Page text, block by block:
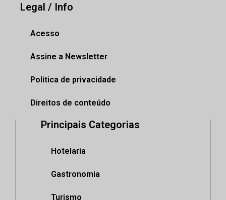
Legal / Info
Acesso
Assine a Newsletter
Politica de privacidade
Direitos de conteúdo
Principais Categorias
Hotelaria
Gastronomia
Turismo